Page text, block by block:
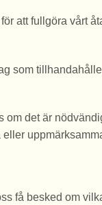
att fullgöra vårt
som
det är
få besked om